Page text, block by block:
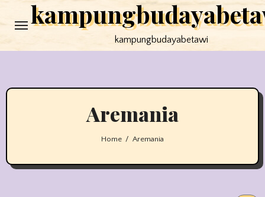
to
kampungbudayabetawi
Aremania
Home Aremania